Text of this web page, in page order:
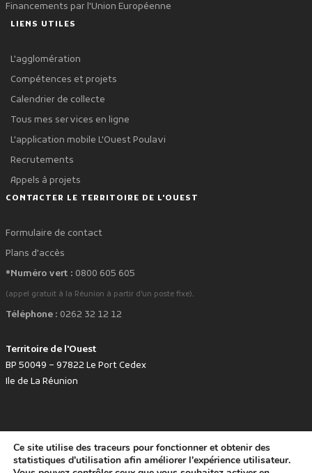
Financements par l'Union Européenne
LIENS UTILES
L'agglomération
Compétences et projets
Calendrier de collecte
Tous mes services en ligne
L'application mobile L'Ouest Poulavi
Recrutements
Appels à projets
CONTACTER LE TERRITOIRE DE L'OUEST
Formulaire de contact
Plans d'accès
*Numéro vert : 0800 605 605
(appel gratuit à la Réunion à partir d'un poste fixe).
Téléphone : 0262 32 12 12
Territoire de l'Ouest
BP 50049 – 97822 Le Port Cedex
Ile de La Réunion
Développé avec favoritepar le Territoire de l'Ouest © www.tco.re -2026.
Politique de protection des données personnelles
Mentions légales
Ce site utilise des traceurs pour fonctionner et obtenir des
statistiques d'utilisation afin améliorer l'expérience utilisateur.